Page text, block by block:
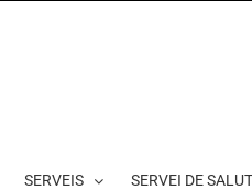
SERVEIS SERVEI DE SALUT